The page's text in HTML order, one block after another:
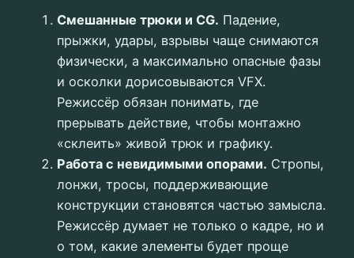
Смешанные трюки и CG. Падение,
прыжки, удары, взрывы чаще снимаются
физически, а максимально опасные фазы
и осколки дорисовываются VFX.
Режиссёр обязан понимать, где
прерывать действие, чтобы монтажно
«склеить» живой трюк и графику.
Работа с невидимыми опорами. Стропы,
лонжи, тросы, поддерживающие
конструкции становятся частью замысла.
Режиссёр думает не только о кадре, но и
о том, какие элементы будет проще